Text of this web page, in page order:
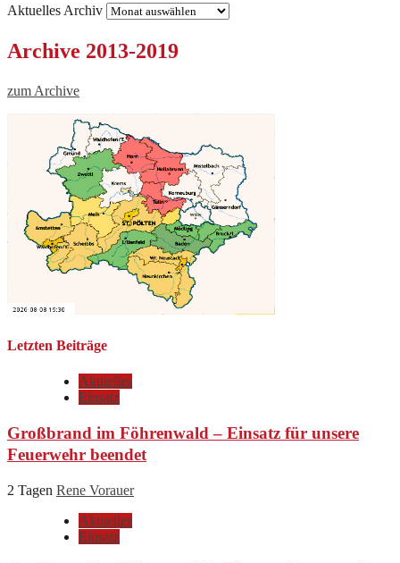
Aktuelles Archiv
Archive 2013-2019
zum Archive
Letzten Beiträge
Aktuelles
Einsatz
Großbrand im Föhrenwald – Einsatz für unsere
Feuerwehr beendet
2 Tagen Rene Vorauer
Aktuelles
Einsatz